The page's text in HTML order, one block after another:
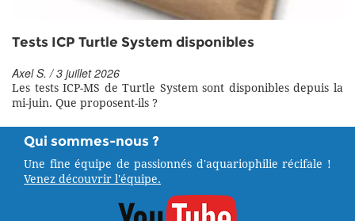
Tests ICP Turtle System disponibles
Axel S. / 3 juillet 2026
Les tests ICP-MS de Turtle System sont disponibles depuis la
mi-juin. Que proposent-ils ?
Qui sommes-nous ?
Une fine équipe de passionnés d'aquariophilie récifale !
Venez découvrir l'équipe.